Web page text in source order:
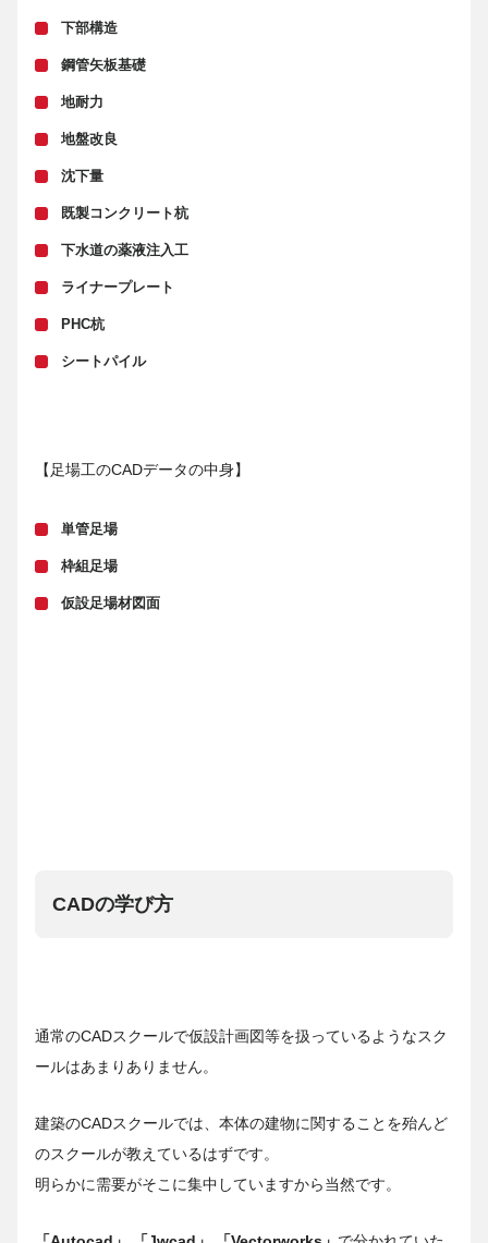
下部構造
鋼管矢板基礎
地耐力
地盤改良
沈下量
既製コンクリート杭
下水道の薬液注入工
ライナープレート
PHC杭
シートパイル
【足場工のCADデータの中身】
単管足場
枠組足場
仮設足場材図面
CADの学び方
通常のCADスクールで仮設計画図等を扱っているようなスク
ールはあまりありません。
建築のCADスクールでは、本体の建物に関することを殆んど
のスクールが教えているはずです。
明らかに需要がそこに集中していますから当然です。